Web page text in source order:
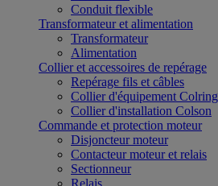
Conduit flexible
Transformateur et alimentation
Transformateur
Alimentation
Collier et accessoires de repérage
Repérage fils et câbles
Collier d'équipement Colring
Collier d'installation Colson
Commande et protection moteur
Disjoncteur moteur
Contacteur moteur et relais
Sectionneur
Relais